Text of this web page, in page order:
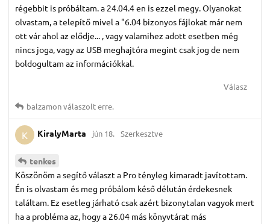
régebbit is próbáltam. a 24.04.4 en is ezzel megy. Olyanokat
olvastam, a telepítő mivel a "6.04 bizonyos fájlokat már nem
ott vár ahol az elődje... , vagy valamihez adott esetben még
nincs joga, vagy az USB meghajtóra megint csak jog de nem
boldogultam az információkkal.
Válasz
balzamonválaszolt erre.
K KiralyMarta jún 18. Szerkesztve
tenkes
Köszönöm a segítő választ a Pro tényleg kimaradt javítottam.
Én is olvastam és meg próbálom késő délután érdekesnek
találtam. Ez esetleg járható csak azért bizonytalan vagyok mert
ha a probléma az, hogy a 26.04 más könyvtárat más